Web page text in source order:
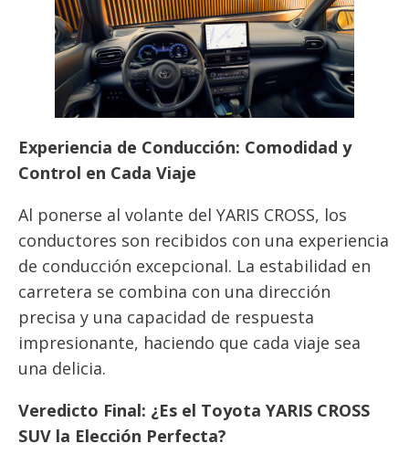
Experiencia de Conducción: Comodidad y
Control en Cada Viaje
Al ponerse al volante del YARIS CROSS, los
conductores son recibidos con una experiencia
de conducción excepcional. La estabilidad en
carretera se combina con una dirección
precisa y una capacidad de respuesta
impresionante, haciendo que cada viaje sea
una delicia.
Veredicto Final: ¿Es el Toyota YARIS CROSS
SUV la Elección Perfecta?